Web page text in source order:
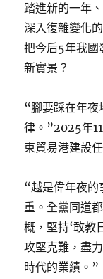
踏進新的一年
深入復雜變化
把今后5年我國
新實景？
“腳要踩在年夜
律。”2025年
束貿易港建設
“越是偉年夜的
重。全黨同道
概，堅持‘敢教
攻堅克難，盡
時代的業績。”